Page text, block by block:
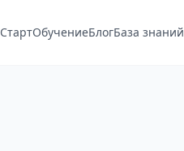
СтартОбучениеБлогБаза знаний